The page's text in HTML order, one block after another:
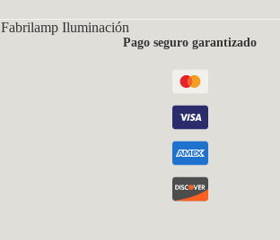
Fabrilamp Iluminación
Pago seguro garantizado